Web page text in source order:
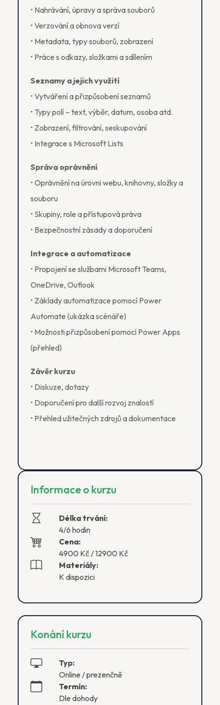
• Nahrávání, úpravy a správa souborů
• Verzování a obnova verzí
• Metadata, typy souborů, zobrazení
• Práce s odkazy, složkami a sdílením
Seznamy a jejich využití
• Vytváření a přizpůsobení seznamů
• Typy polí – text, výběr, datum, osoba atd.
• Zobrazení, filtrování, seskupování
• Integrace s Microsoft Lists
Správa oprávnění
• Oprávnění na úrovni webu, knihovny, složky a
souboru
• Skupiny, role a přístupová práva
• Bezpečnostní zásady a doporučení
Integrace a automatizace
• Propojení se službami Microsoft Teams,
OneDrive, Outlook
• Základy automatizace pomocí Power
Automate (ukázka scénáře)
• Možnosti přizpůsobení pomocí Power Apps
(přehled)
Závěr kurzu
• Diskuze, dotazy
• Doporučení pro další rozvoj znalostí
• Přehled užitečných zdrojů a dokumentace
Informace o kurzu
Délka trvání:
4/6 hodin
Cena:
4900 Kč / 12900 Kč
Materiály:
K dispozici
Konání kurzu
Typ:
Online / prezenčně
Termín:
Dle dohody